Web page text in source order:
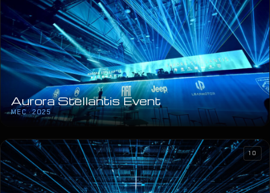
Aurora Stellantis Event
MEC · 2025
10